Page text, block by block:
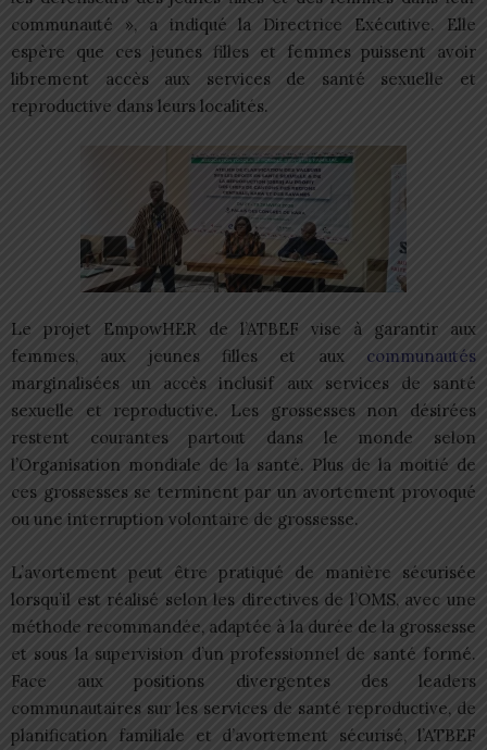
communauté », a indiqué la Directrice Exécutive. Elle
espère que ces jeunes filles et femmes puissent avoir
librement accès aux services de santé sexuelle et
reproductive dans leurs localités.
Le projet EmpowHER de l’ATBEF vise à garantir aux
femmes, aux jeunes filles et aux communautés
marginalisées un accès inclusif aux services de santé
sexuelle et reproductive. Les grossesses non désirées
restent courantes partout dans le monde selon
l’Organisation mondiale de la santé. Plus de la moitié de
ces grossesses se terminent par un avortement provoqué
ou une interruption volontaire de grossesse.
L’avortement peut être pratiqué de manière sécurisée
lorsqu’il est réalisé selon les directives de l’OMS, avec une
méthode recommandée, adaptée à la durée de la grossesse
et sous la supervision d’un professionnel de santé formé.
Face aux positions divergentes des leaders
communautaires sur les services de santé reproductive, de
planification familiale et d’avortement sécurisé, l’ATBEF